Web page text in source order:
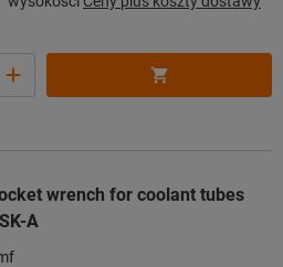
wrench for coolant tubes
A